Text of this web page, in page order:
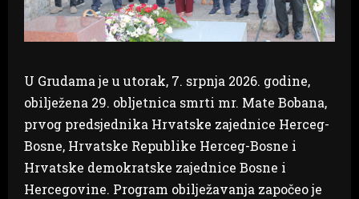
U Grudama je u utorak, 7. srpnja 2026. godine,
obilježena 29. obljetnica smrti mr. Mate Bobana,
prvog predsjednika Hrvatske zajednice Herceg-
Bosne, Hrvatske Republike Herceg-Bosne i
Hrvatske demokratske zajednice Bosne i
Hercegovine. Program obilježavanja započeo je